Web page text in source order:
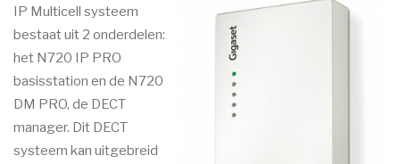
IP Multicell systeem
bestaat uit 2 onderdelen:
het N720 IP PRO
basisstation en de N720
DM PRO, de DECT
manager. Dit DECT
systeem kan uitgebreid